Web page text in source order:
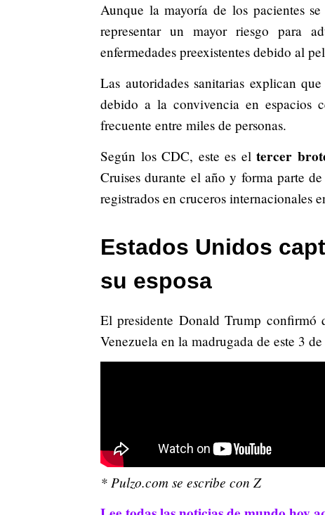
Aunque la mayoría de los pacientes
representar un mayor riesgo para
enfermedades preexistentes debido al
Las autoridades sanitarias explican
debido a la convivencia en espacios
frecuente entre miles de personas.
Según los CDC, este es eltercer
Cruises durante el año y forma parte
registrados en cruceros internacionales
Estados Unidos
su esposa
El presidente Donald Trump confirmó
Venezuela en la madrugada de este 3
* Pulzo.com se escribe con Z